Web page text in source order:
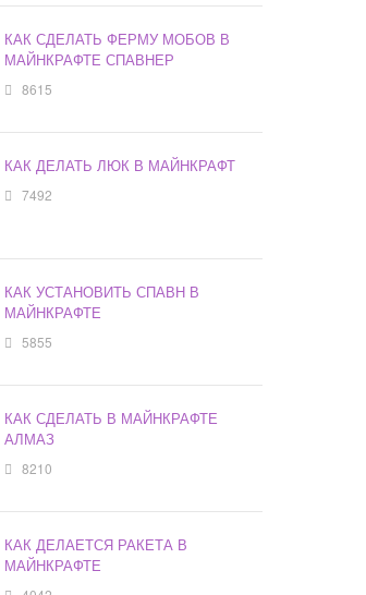
КАК СДЕЛАТЬ ФЕРМУ МОБОВ В
МАЙНКРАФТЕ СПАВНЕР
8615
КАК ДЕЛАТЬ ЛЮК В МАЙНКРАФТ
7492
КАК УСТАНОВИТЬ СПАВН В
МАЙНКРАФТЕ
5855
КАК СДЕЛАТЬ В МАЙНКРАФТЕ
АЛМАЗ
8210
КАК ДЕЛАЕТСЯ РАКЕТА В
МАЙНКРАФТЕ